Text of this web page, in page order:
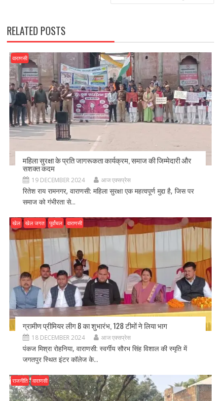
RELATED POSTS
वाराणसी
महिला सुरक्षा के प्रति जागरूकता कार्यक्रम, समाज की जिम्मेदारी और
सशक्त कदम
19 DECEMBER 2024 आज एक्सप्रेस
रितेश राय रामनगर, वाराणसी: महिला सुरक्षा एक महत्वपूर्ण मुद्दा है, जिस पर
समाज को गंभीरता से...
खेल खेल जगत पूर्वांचल वाराणसी
ग्रामीण प्रीमियर लीग 8 का शुभारंभ, 128 टीमों ने लिया भाग
18 DECEMBER 2024 आज एक्सप्रेस
पंकज मिश्रा रोहनिया, वाराणसी: स्वर्गीय सौरभ सिंह विशाल की स्मृति में
जगतपुर स्थित इंटर कॉलेज के...
राजनीति वाराणसी